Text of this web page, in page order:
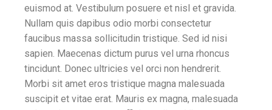
euismod at. Vestibulum posuere et nisl et gravida.
Nullam quis dapibus odio morbi consectetur
faucibus massa sollicitudin tristique. Sed id nisi
sapien. Maecenas dictum purus vel urna rhoncus
tincidunt. Donec ultricies vel orci non hendrerit.
Morbi sit amet eros tristique magna malesuada
suscipit et vitae erat. Mauris ex magna, malesuada